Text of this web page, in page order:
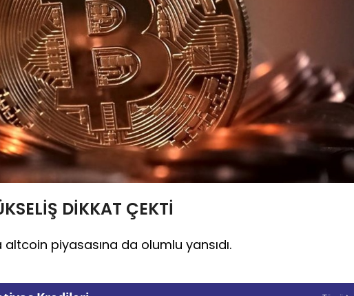
DİKKAT ÇEKTİ
piyasasına da olumlu yansıdı.